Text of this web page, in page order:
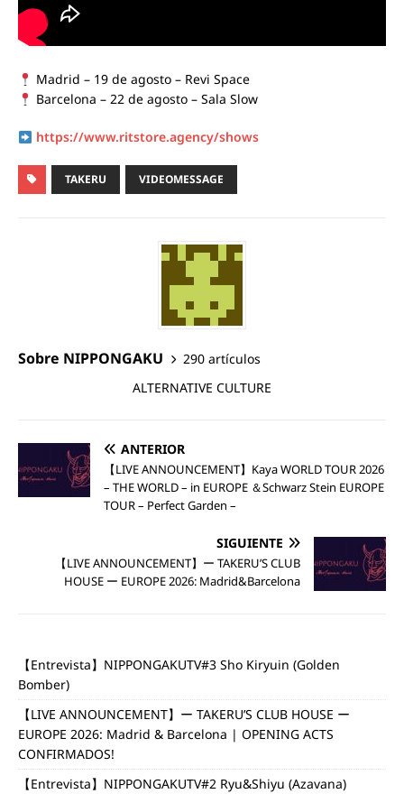
Madrid – 19 de agosto – Revi Space
Barcelona – 22 de agosto – Sala Slow
https://www.ritstore.agency/shows
TAKERU VIDEOMESSAGE
Sobre NIPPONGAKU
290 artículos
ALTERNATIVE CULTURE
ANTERIOR
【LIVE ANNOUNCEMENT】Kaya WORLD TOUR 2026
– THE WORLD – in EUROPE ＆Schwarz Stein EUROPE
TOUR – Perfect Garden –
SIGUIENTE
【LIVE ANNOUNCEMENT】ー TAKERU’S CLUB
HOUSE ー EUROPE 2026: Madrid&Barcelona
【Entrevista】NIPPONGAKUTV#3 Sho Kiryuin (Golden
Bomber)
【LIVE ANNOUNCEMENT】ー TAKERU’S CLUB HOUSE ー
EUROPE 2026: Madrid & Barcelona | OPENING ACTS
CONFIRMADOS!
【Entrevista】NIPPONGAKUTV#2 Ryu&Shiyu (Azavana)